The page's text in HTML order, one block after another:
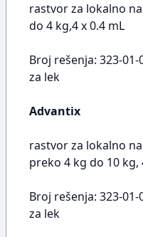
rastvor za lokalno
do 4 kg,4 x 0.4 mL
Broj rešenja: 323-01-
za lek
Advantix
rastvor za lokalno
preko 4 kg do 10 kg,
Broj rešenja: 323-01-
za lek